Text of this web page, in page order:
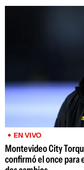
EN VIVO
Montevideo City
confirmó el once para